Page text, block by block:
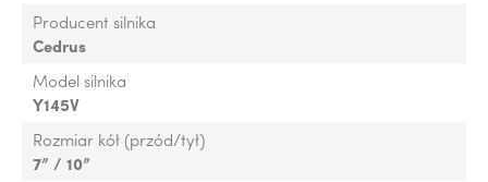
Producent silnika
Cedrus
Model silnika
Y145V
Rozmiar kół (przód/tył)
7” / 10”